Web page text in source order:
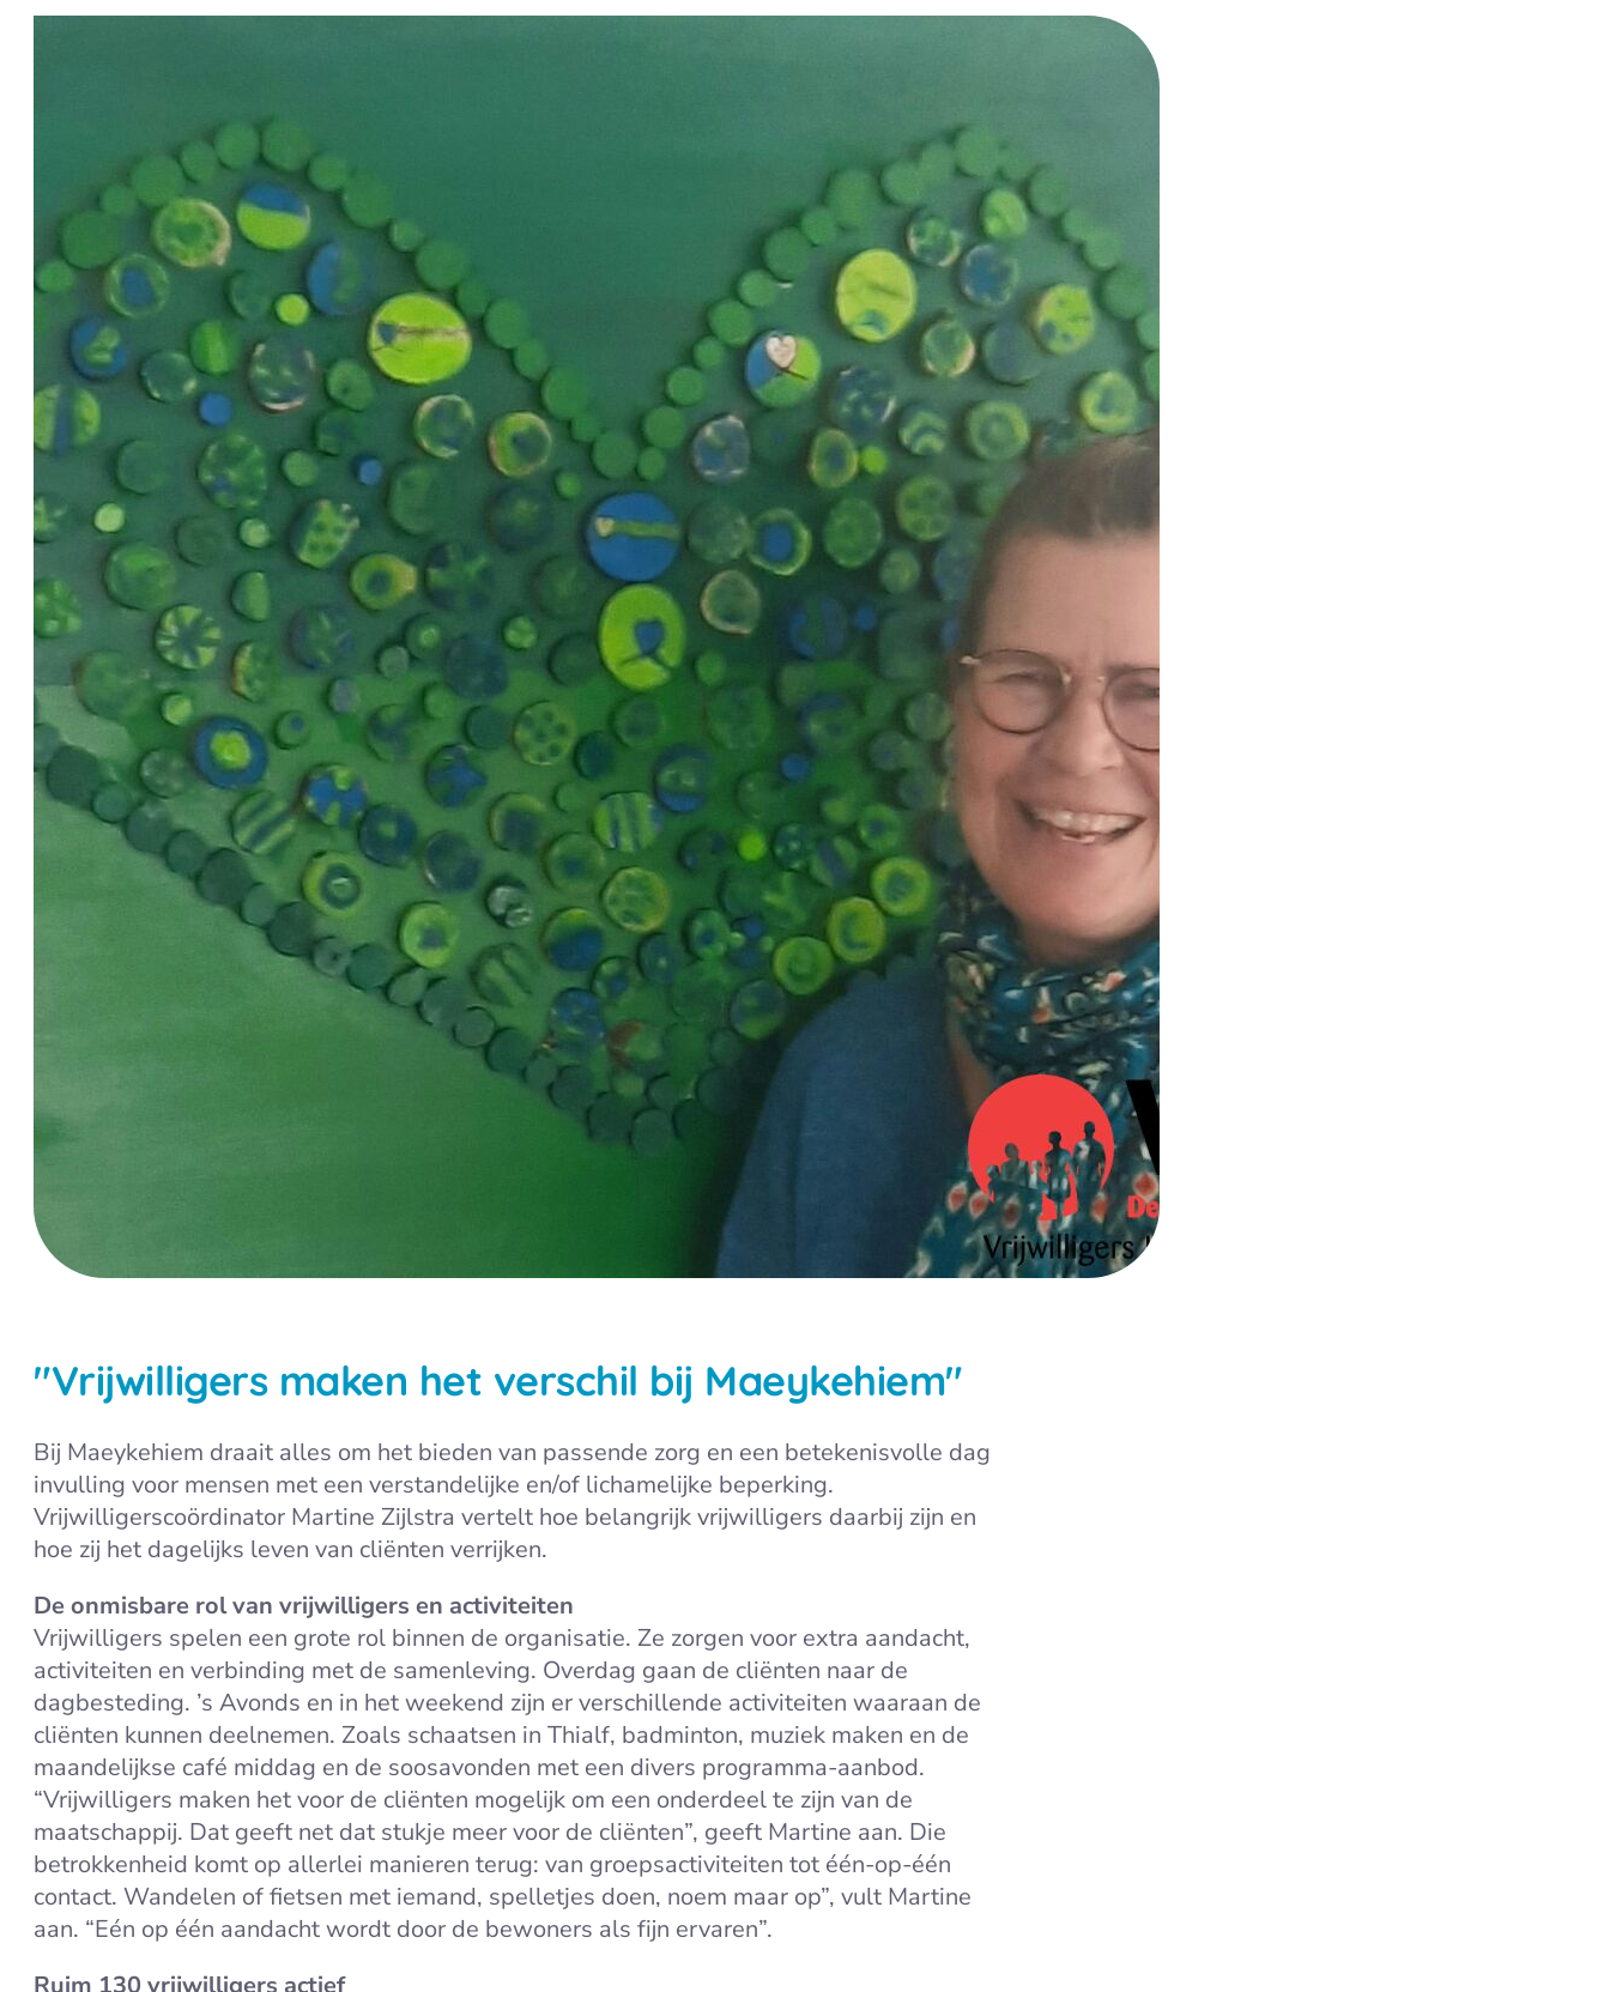
"Vrijwilligers maken het verschil bij Maeykehiem"
Bij Maeykehiem draait alles om het bieden van passende zorg en een betekenisvolle dag
invulling voor mensen met een verstandelijke en/of lichamelijke beperking.
Vrijwilligerscoördinator Martine Zijlstra vertelt hoe belangrijk vrijwilligers daarbij zijn en
hoe zij het dagelijks leven van cliënten verrijken.
De onmisbare rol van vrijwilligers en activiteiten
Vrijwilligers spelen een grote rol binnen de organisatie. Ze zorgen voor extra aandacht,
activiteiten en verbinding met de samenleving. Overdag gaan de cliënten naar de
dagbesteding. ’s Avonds en in het weekend zijn er verschillende activiteiten waaraan de
cliënten kunnen deelnemen. Zoals schaatsen in Thialf, badminton, muziek maken en de
maandelijkse café middag en de soosavonden met een divers programma-aanbod.
“Vrijwilligers maken het voor de cliënten mogelijk om een onderdeel te zijn van de
maatschappij. Dat geeft net dat stukje meer voor de cliënten”, geeft Martine aan. Die
betrokkenheid komt op allerlei manieren terug: van groepsactiviteiten tot één-op-één
contact. Wandelen of fietsen met iemand, spelletjes doen, noem maar op”, vult Martine
aan. “Eén op één aandacht wordt door de bewoners als fijn ervaren”.